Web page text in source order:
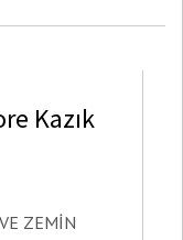
Kazık
ZEMİN